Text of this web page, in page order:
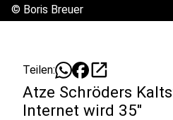
© Boris Breuer
Teilen: open_in_new
Atze Schröders
Internet wird 35"